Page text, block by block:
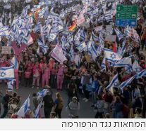
המחאות נגד הרפורמה